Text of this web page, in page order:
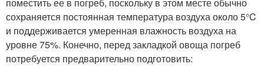
поместить ее в погреб, поскольку в этом месте обычно
сохраняется постоянная температура воздуха около 5°C
и поддерживается умеренная влажность воздуха на
уровне 75%. Конечно, перед закладкой овоща погреб
потребуется предварительно подготовить: